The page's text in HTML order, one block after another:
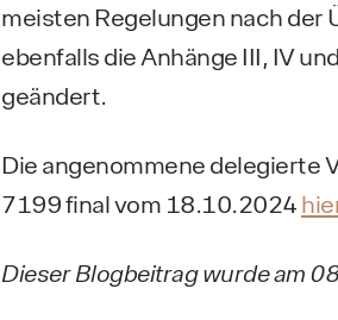
meisten Regelungen nach der
ebenfalls die Anhänge III, IV
geändert.
Die angenommene delegierte
7199 final vom 18.10.2024
Dieser Blogbeitrag wurde am